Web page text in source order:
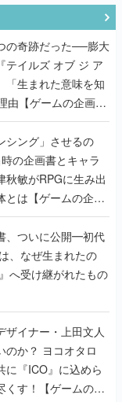
テイルズ オブ ジ ア
由【ゲームの企画
シング」させるの
の企画書とキャラ
秋敏がRPGに生み出
は【ゲームの企画
、ついに公開━初代
、なぜ生まれたの
へ受け継がれたもの
ザイナー・上田文人
のか？ ヨコオタロ
に『ICO』に込めら
す！【ゲームの企
ペルソナ3』を築き
ペクトだった。赤